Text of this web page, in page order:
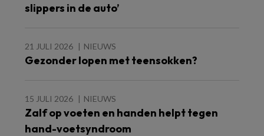
slippers in de auto’
21 JULI 2026 NIEUWS
Gezonder lopen met teensokken?
15 JULI 2026 NIEUWS
Zalf op voeten en handen helpt tegen
hand-voetsyndroom